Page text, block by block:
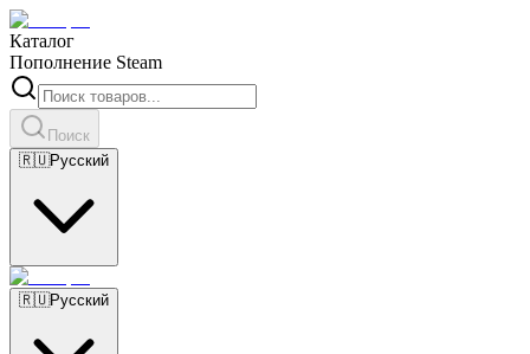
Каталог
Пополнение Steam
Поиск
🇷🇺Русский
🇷🇺Русский